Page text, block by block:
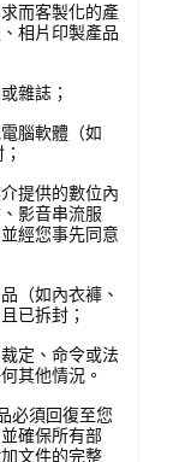
而客製化的產
相片印製產品
雜誌；
腦軟體（如
提供的數位內
影音串流服
經您事先同意
（如內衣褲、
已拆封；
定、命令或法
其他情況。
必須回復至您
確保所有部
文件的完整